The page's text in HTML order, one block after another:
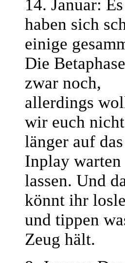
14. Januar: Es
haben sich
einige
Die
zwar noch,
allerdings
wir euch
länger auf das
Inplay warten
lassen. Und
könnt ihr
und tippen
Zeug hält.